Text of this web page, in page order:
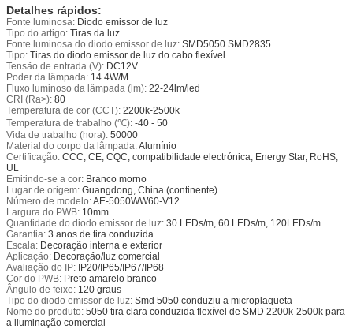
Detalhes rápidos:
Fonte luminosa: Diodo emissor de luz
Tipo do artigo: Tiras da luz
Fonte luminosa do diodo emissor de luz: SMD5050 SMD2835
Tipo: Tiras do diodo emissor de luz do cabo flexível
Tensão de entrada (V): DC12V
Poder da lâmpada: 14.4W/M
Fluxo luminoso da lâmpada (lm): 22-24lm/led
CRI (Ra>): 80
Temperatura de cor (CCT): 2200k-2500k
Temperatura de trabalho (℃): -40 - 50
Vida de trabalho (hora): 50000
Material do corpo da lâmpada:Alumínio
Certificação: CCC, CE, CQC, compatibilidade electrónica, Energy Star, RoHS,
UL
Emitindo-se a cor: Branco morno
Lugar de origem: Guangdong, China (continente)
Número de modelo:AE-5050WW60-V12
Largura do PWB: 10mm
Quantidade do diodo emissor de luz: 30 LEDs/m, 60 LEDs/m, 120LEDs/m
Garantia: 3 anos de tira conduzida
Escala: Decoração interna e exterior
Aplicação: Decoração/luz comercial
Avaliação do IP: IP20/IP65/IP67/IP68
Cor do PWB: Preto amarelo branco
Ângulo de feixe: 120 graus
Tipo do diodo emissor de luz: Smd 5050 conduziu a microplaqueta
Nome do produto: 5050 tira clara conduzida flexível de SMD 2200k-2500k para
a iluminação comercial